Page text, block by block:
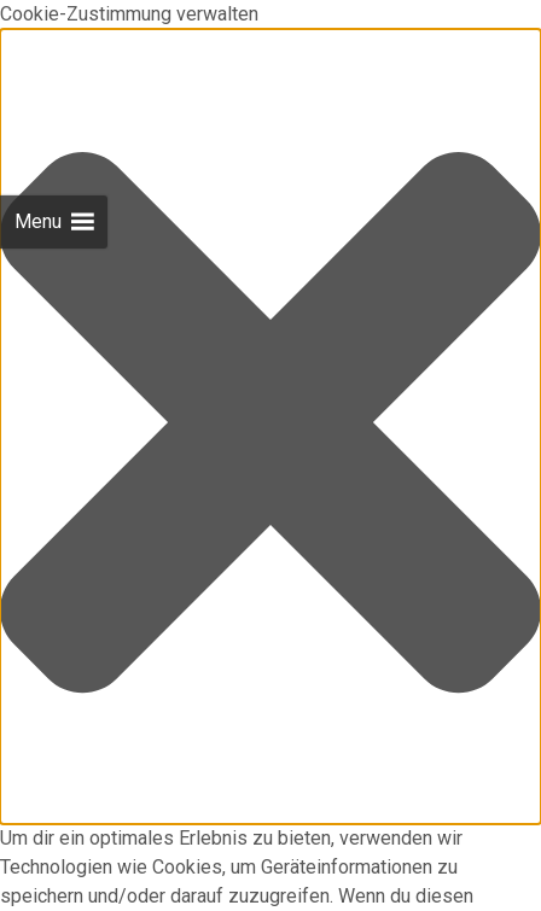
Cookie-Zustimmung verwalten
Um dir ein optimales Erlebnis zu bieten, verwenden wir
Technologien wie Cookies, um Geräteinformationen zu
speichern und/oder darauf zuzugreifen. Wenn du diesen
Menu